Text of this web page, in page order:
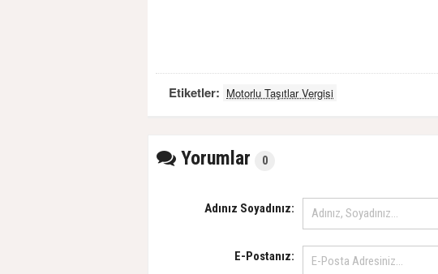
Etiketler: Motorlu Taşıtlar Vergisi
Yorumlar 0
Adınız Soyadınız:
E-Postanız: